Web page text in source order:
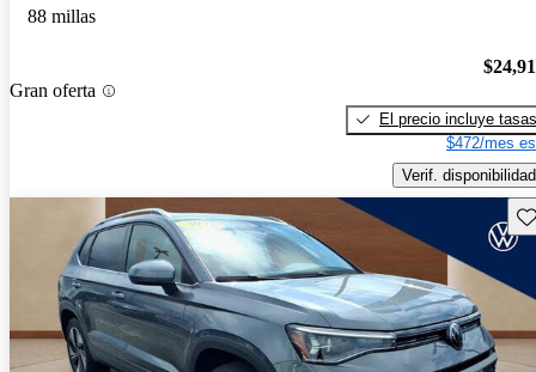
88 millas
Gran oferta
El precio incluye tasas
$472/mes
Verif. disponibilidad